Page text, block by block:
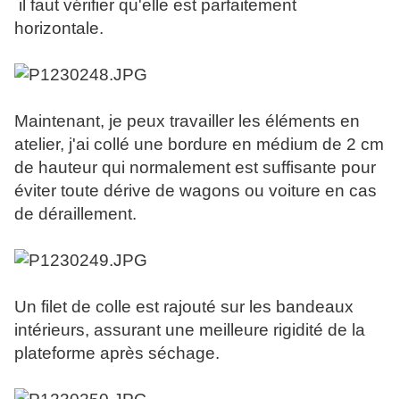
il faut vérifier qu'elle est parfaitement
horizontale.
Maintenant, je peux travailler les éléments en
atelier, j'ai collé une bordure en médium de 2 cm
de hauteur qui normalement est suffisante pour
éviter toute dérive de wagons ou voiture en cas
de déraillement.
Un filet de colle est rajouté sur les bandeaux
intérieurs, assurant une meilleure rigidité de la
plateforme après séchage.